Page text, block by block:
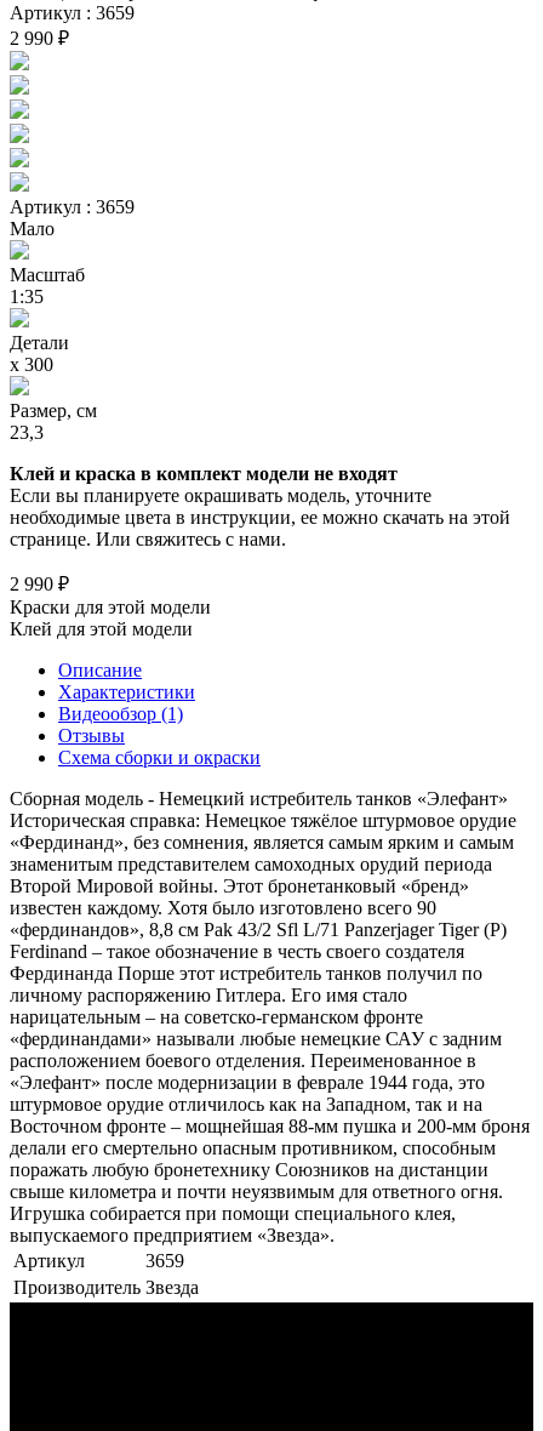
Артикул : 3659
2 990 ₽
Артикул : 3659
Мало
Масштаб
1:35
Детали
х 300
Размер, см
23,3
Клей и краска в комплект модели не входят
Если вы планируете окрашивать модель, уточните
необходимые цвета в инструкции, ее можно скачать на этой
странице. Или свяжитесь с нами.
2 990 ₽
Краски для этой модели
Клей для этой модели
Описание
Характеристики
Видеообзор (1)
Отзывы
Схема сборки и окраски
Сборная модель - Немецкий истребитель танков «Элефант»
Историческая справка: Немецкое тяжёлое штурмовое орудие
«Фердинанд», без сомнения, является самым ярким и самым
знаменитым представителем самоходных орудий периода
Второй Мировой войны. Этот бронетанковый «бренд»
известен каждому. Хотя было изготовлено всего 90
«фердинандов», 8,8 cм Pak 43/2 Sfl L/71 Panzerjager Tiger (P)
Ferdinand – такое обозначение в честь своего создателя
Фердинанда Порше этот истребитель танков получил по
личному распоряжению Гитлера. Его имя стало
нарицательным – на советско-германском фронте
«фердинандами» называли любые немецкие САУ с задним
расположением боевого отделения. Переименованное в
«Элефант» после модернизации в феврале 1944 года, это
штурмовое орудие отличилось как на Западном, так и на
Восточном фронте – мощнейшая 88-мм пушка и 200-мм броня
делали его смертельно опасным противником, способным
поражать любую бронетехнику Союзников на дистанции
свыше километра и почти неуязвимым для ответного огня.
Игрушка собирается при помощи специального клея,
выпускаемого предприятием «Звезда».
Артикул
3659
Производитель Звезда